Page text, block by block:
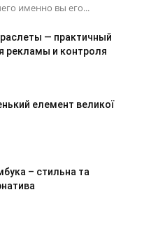
именно вы его...
— практичный
рекламы и контроля
елемент великої
– стильна та